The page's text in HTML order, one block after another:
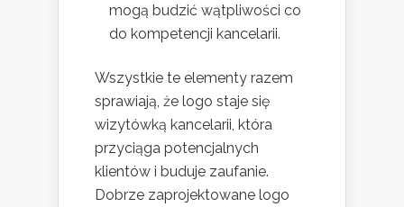
mogą budzić wątpliwości co
do kompetencji kancelarii.
Wszystkie te elementy razem
sprawiają, że logo staje się
wizytówką kancelarii, która
przyciąga potencjalnych
klientów i buduje zaufanie.
Dobrze zaprojektowane logo